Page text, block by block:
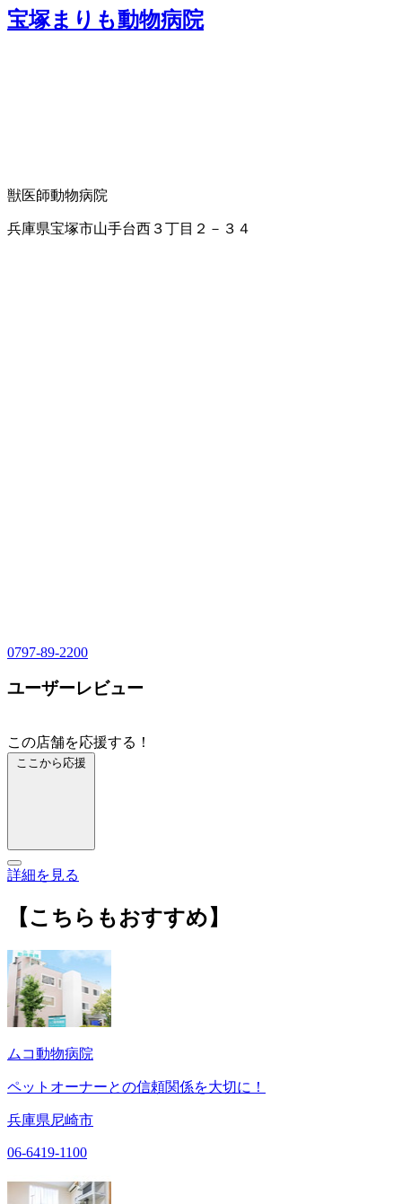
宝塚まりも動物病院
獣医師動物病院
兵庫県宝塚市山手台西３丁目２－３４
0797-89-2200
ユーザーレビュー
この店舗を応援する！
ここから応援
詳細を見る
【こちらもおすすめ】
ムコ動物病院
ペットオーナーとの信頼関係を大切に！
兵庫県尼崎市
06-6419-1100